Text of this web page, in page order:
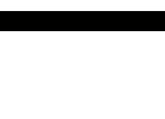
partage l’histoire de son
aux Pays-Bas, pays